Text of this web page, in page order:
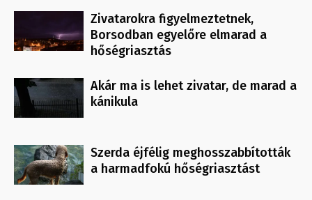
Zivatarokra figyelmeztetnek,
Borsodban egyelőre elmarad a
hőségriasztás
Akár ma is lehet zivatar, de marad a
kánikula
Szerda éjfélig meghosszabbították
a harmadfokú hőségriasztást